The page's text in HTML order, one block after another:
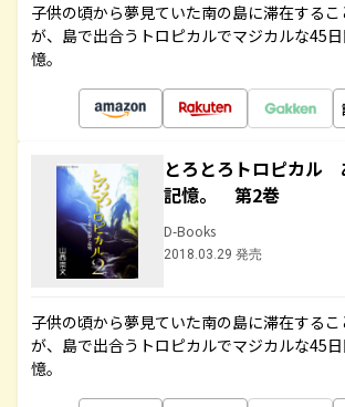
子供の頃から夢見ていた南の島に滞在する
が、島で出合うトロピカルでマジカルな45
憶。
とろとろトロピカル
記憶。 第2巻
D-Books
2018.03.29 発売
子供の頃から夢見ていた南の島に滞在する
が、島で出合うトロピカルでマジカルな45
憶。